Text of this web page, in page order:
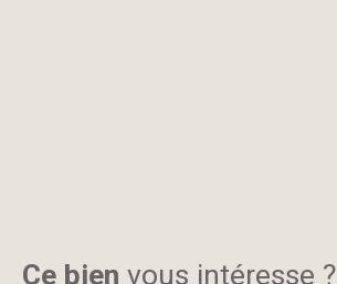
Ce bien vous intéresse ?